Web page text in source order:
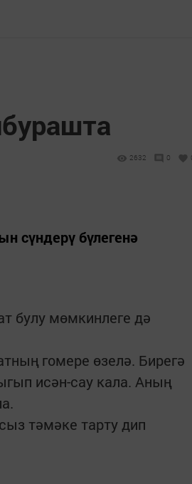
2632 0
сүндерү бүлегенә
булу мөмкинлеге дә
гомере өзелә. Бирегә
исән-сау кала. Аның
тәмәке тарту дип